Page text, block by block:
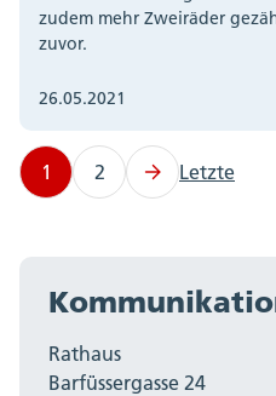
zudem mehr Zweiräder
zuvor.
26.05.2021
1 2 Letzte
Rathaus
Barfüssergasse 24